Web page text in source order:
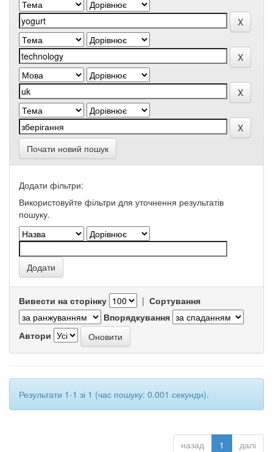
Почати новий пошук
Додати фільтри:
Використовуйте фільтри для уточнення результатів
пошуку.
Вивести на сторінку | Сортування
Впорядкування
Автори
Результати 1-1 зі 1 (час пошуку: 0.001 секунди).
назад 1 далі